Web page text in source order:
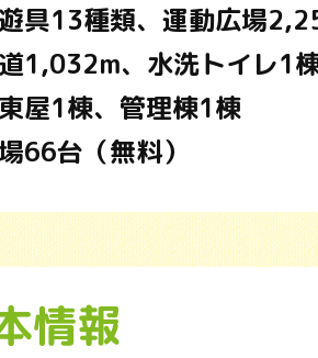
具13種類、運動広場
1,032m、水洗トイレ1
屋1棟、管理棟1棟
66台（無料）
情報